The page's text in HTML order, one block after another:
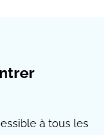
à tous les